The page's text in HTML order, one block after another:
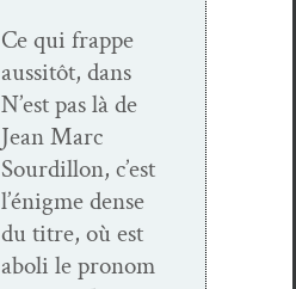
Ce qui frappe
aus­sitôt, dans
N’est pas là de
Jean Marc
Sour­dil­lon, c’est
l’énigme dense
du titre, où est
aboli le pronom